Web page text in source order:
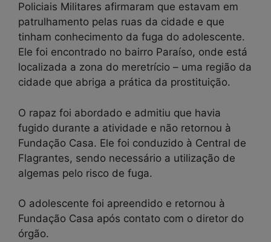
Policiais Militares afirmaram que estavam em
patrulhamento pelas ruas da cidade e que
tinham conhecimento da fuga do adolescente.
Ele foi encontrado no bairro Paraíso, onde está
localizada a zona do meretrício – uma região da
cidade que abriga a prática da prostituição.
O rapaz foi abordado e admitiu que havia
fugido durante a atividade e não retornou à
Fundação Casa. Ele foi conduzido à Central de
Flagrantes, sendo necessário a utilização de
algemas pelo risco de fuga.
O adolescente foi apreendido e retornou à
Fundação Casa após contato com o diretor do
órgão.